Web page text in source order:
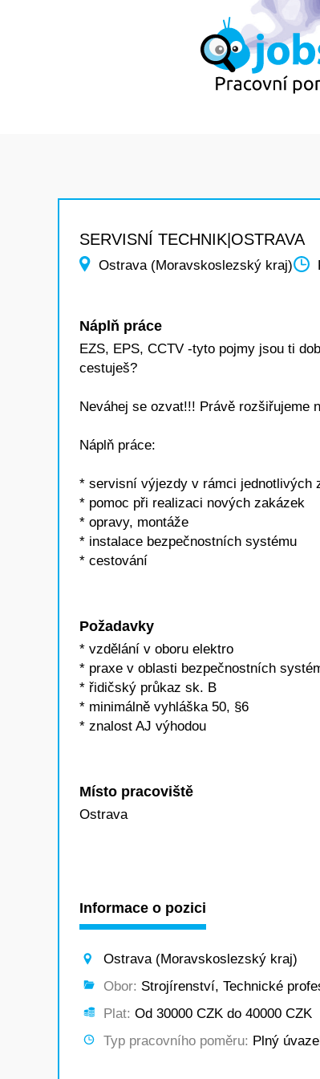
SERVISNÍ TECHNIK|OSTRAVA
Ostrava (Moravskoslezský kraj)
Náplň práce
EZS, EPS, CCTV -tyto pojmy jsou ti
cestuješ?
Neváhej se ozvat!!! Právě rozšiřujeme
Náplň práce:
* servisní výjezdy v rámci jednotlivých
* pomoc při realizaci nových zakázek
* opravy, montáže
* instalace bezpečnostních systému
* cestování
Požadavky
* vzdělání v oboru elektro
* praxe v oblasti bezpečnostních
* řidičský průkaz sk. B
* minimálně vyhláška 50, §6
* znalost AJ výhodou
Místo pracoviště
Ostrava
Informace o pozici
Ostrava (Moravskoslezský kraj)
Obor: Strojírenství, Technické
Plat: Od 30000 CZK do 40000 CZK
Typ pracovního poměru: Plný